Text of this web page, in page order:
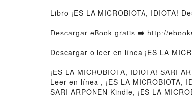
Libro ¡ES LA MICROBIOTA, IDIOTA!
Descargar eBook gratis ➡ http://
Descargar o leer en línea ¡ES LA
¡ES LA MICROBIOTA, IDIOTA! SARI
Leer en línea , ¡ES LA MICROBIOTA,
SARI ARPONEN Kindle, ¡ES LA